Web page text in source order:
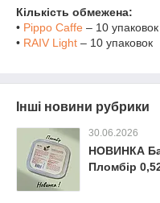
Кількість обмежена:
• Pippo Caffe – 10 упаковок
• RAIV Light – 10 упаковок
Інші новини рубрики
30.06.2026
НОВИНКА
Пломбір